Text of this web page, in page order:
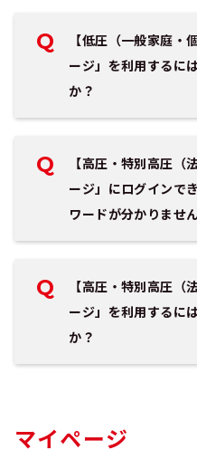
Q
【低圧（一般家庭・
ージ」を利用するに
か？
Q
【高圧・特別高圧（
ージ」にログインで
ワードが分かりません
Q
【高圧・特別高圧（
ージ」を利用するに
か？
マイページ